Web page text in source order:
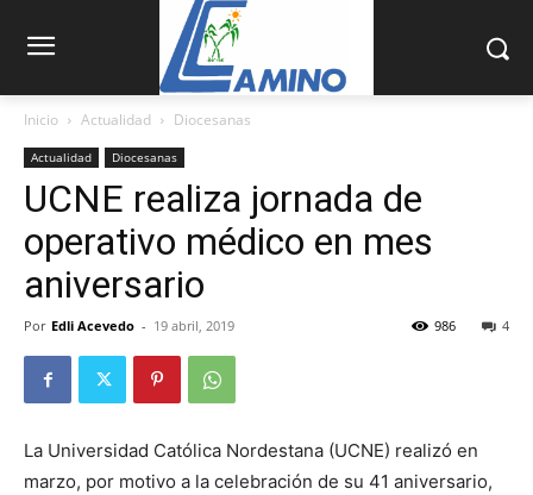
Inicio Actualidad Diocesanas
Actualidad Diocesanas
UCNE realiza jornada de
operativo médico en mes
aniversario
Por Edli Acevedo - 19 abril, 2019 4
986
La Universidad Ca­tólica Nordestana (UCNE) realizó en
marzo, por motivo a la celebración de su 41 aniversario,